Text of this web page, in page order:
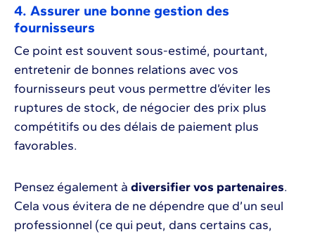
4. Assurer une bonne gestion des
fournisseurs
Ce point est souvent sous-estimé, pourtant,
entretenir de bonnes relations avec vos
fournisseurs peut vous permettre d’éviter les
ruptures de stock, de négocier des prix plus
compétitifs ou des délais de paiement plus
favorables.
Pensez également à diversifier vos partenaires.
Cela vous évitera de ne dépendre que d’un seul
professionnel (ce qui peut, dans certains cas,